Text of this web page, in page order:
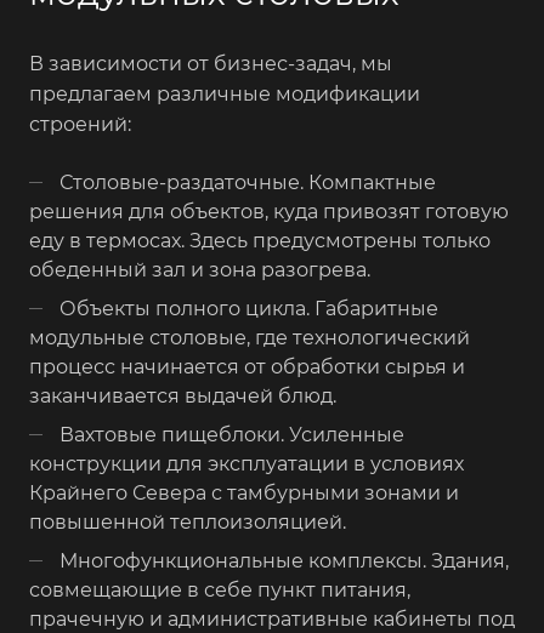
В зависимости от бизнес-задач, мы
предлагаем различные модификации
строений:
Столовые-раздаточные. Компактные
решения для объектов, куда привозят готовую
еду в термосах. Здесь предусмотрены только
обеденный зал и зона разогрева.
Объекты полного цикла. Габаритные
модульные столовые, где технологический
процесс начинается от обработки сырья и
заканчивается выдачей блюд.
Вахтовые пищеблоки. Усиленные
конструкции для эксплуатации в условиях
Крайнего Севера с тамбурными зонами и
повышенной теплоизоляцией.
Многофункциональные комплексы. Здания,
совмещающие в себе пункт питания,
прачечную и административные кабинеты под